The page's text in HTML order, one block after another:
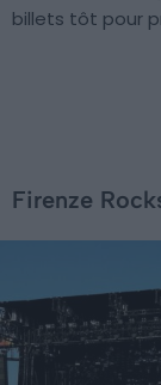
billets tôt pour
Firenze